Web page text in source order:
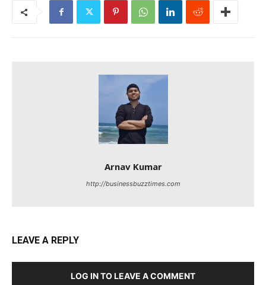
Arnav Kumar
http://businessbuzztimes.com
LEAVE A REPLY
LOG IN TO LEAVE A COMMENT